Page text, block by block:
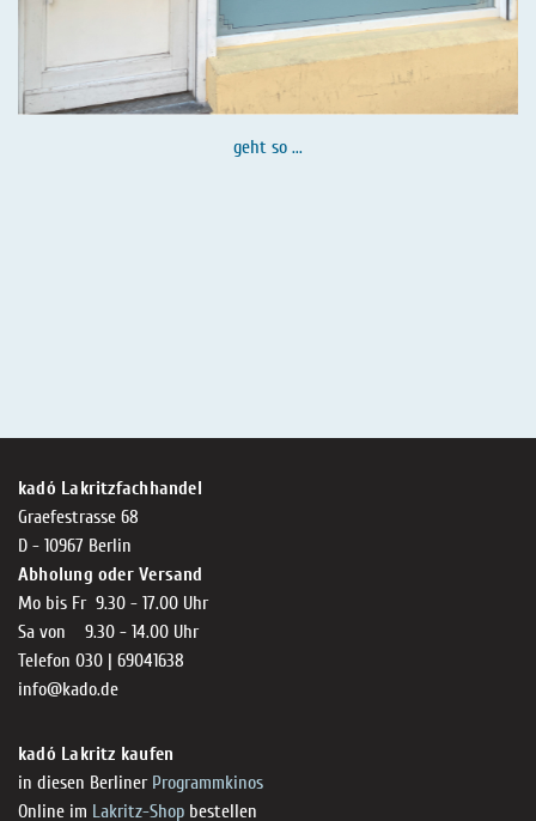
geht so ...
kadó Lakritzfachhandel
Graefestrasse 68
D - 10967 Berlin
Abholung oder Versand
Mo bis Fr 9.30 - 17.00 Uhr
Sa von 9.30 - 14.00 Uhr
Telefon 030 | 69041638
info@kado.de
kadó Lakritz kaufen
in diesen Berliner Programmkinos
Online im Lakritz-Shop bestellen